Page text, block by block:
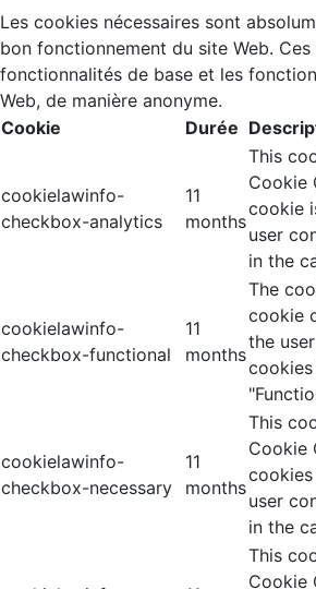
Les cookies nécessaires sont
bon fonctionnement du site Web.
fonctionnalités de base et les
Web, de manière anonyme.
Cookie
Durée
cookielawinfo-
checkbox-analytics
11
months
This
Cookie
cookie
user
in the
cookielawinfo-
checkbox-functional
11
months
The
cookie
the
cookielawinfo-
checkbox-necessary
11
months
This
Cookie
user
in the
This
Cookie